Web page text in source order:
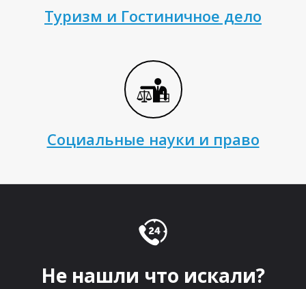
О
Туризм и Гостиничное дело
Социальные науки и право
Не нашли что искали?